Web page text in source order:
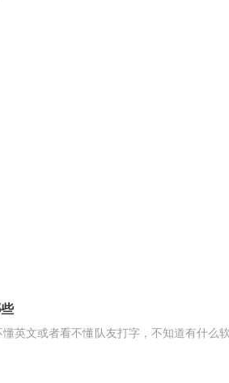
英文或者看不懂队友打字，不知道有什么